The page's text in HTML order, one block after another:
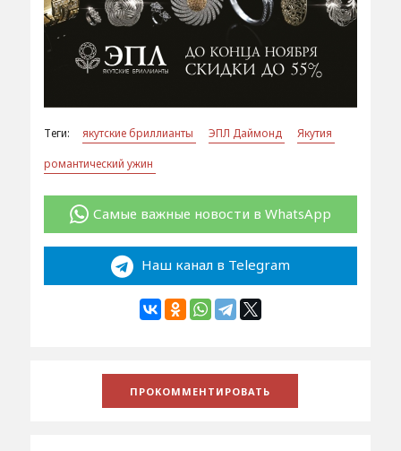
Теги: якутские бриллианты ЭПЛ Даймонд
Якутия
романтический ужин
Самые важные новости в WhatsApp
Наш канал в Telegram